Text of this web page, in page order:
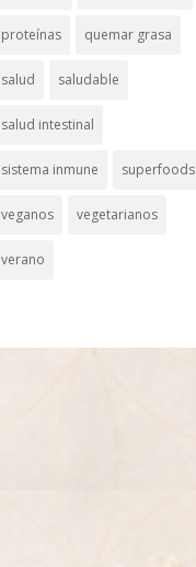
proteínas quemar grasa
salud saludable
salud intestinal
sistema inmune superfoods
veganos vegetarianos
verano